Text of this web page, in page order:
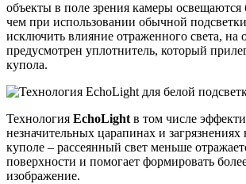
объекты в поле зрения камеры освещаются
чем при использовании обычной
исключить влияние отраженного света, на
предусмотрен уплотнитель, который
купола.
Технология EchoLight в том числе
незначительных царапинах и
куполе – рассеянный свет меньше
поверхности и помогает формировать
изображение.